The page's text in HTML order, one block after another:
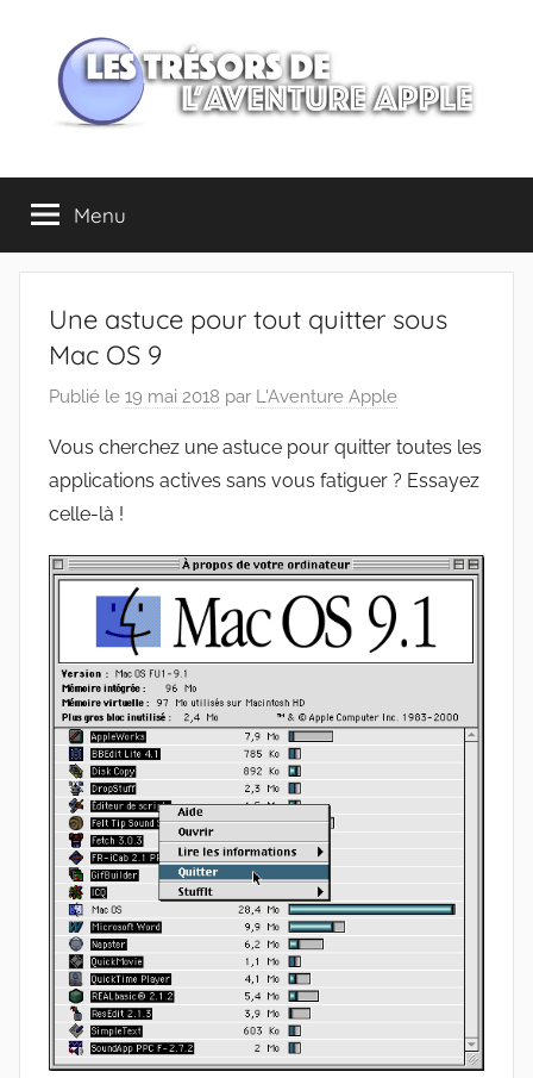
contenu
Les
trésors
de
l'Aventure
Apple
Menu
Une astuce pour tout quitter sous
Mac OS 9
Publié le 19 mai 2018 par L'Aventure Apple
Vous cherchez une astuce pour quitter toutes les
applications actives sans vous fatiguer ? Essayez
celle-là !